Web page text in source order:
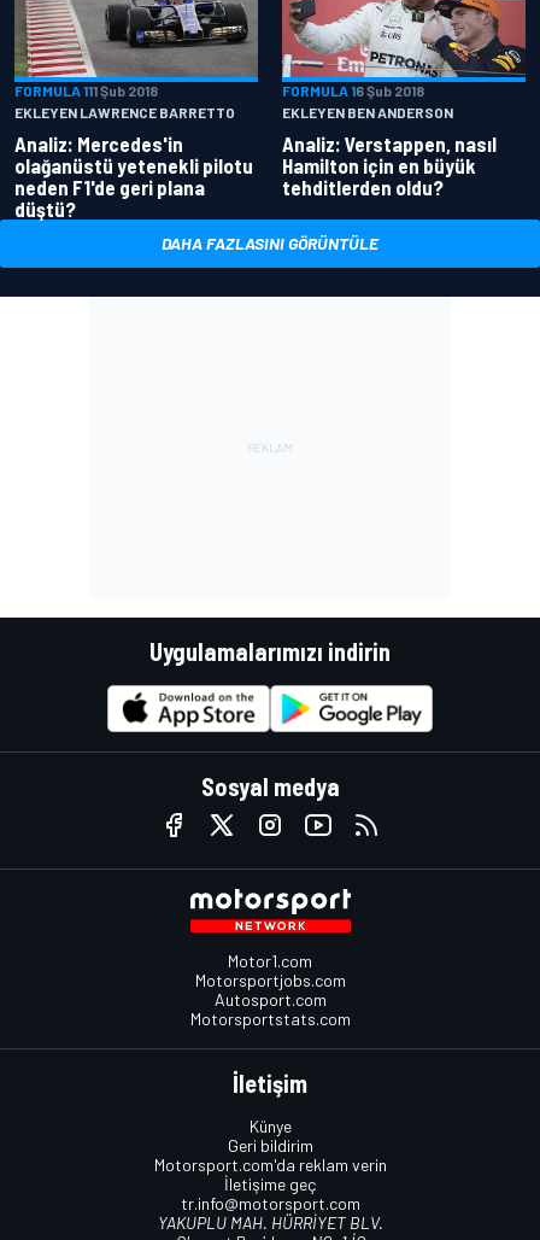
FORMULA 111 Şub 2018
EKLEYEN LAWRENCE BARRETTO
Analiz: Mercedes'in
olağanüstü yetenekli pilotu
neden F1'de geri plana
düştü?
FORMULA 16 Şub 2018
EKLEYEN BEN ANDERSON
Analiz: Verstappen, nasıl
Hamilton için en büyük
tehditlerden oldu?
DAHA FAZLASINI GÖRÜNTÜLE
Uygulamalarımızı indirin
Sosyal medya
Motor1.com
Motorsportjobs.com
Autosport.com
Motorsportstats.com
İletişim
Künye
Geri bildirim
Motorsport.com'da reklam verin
İletişime geç
tr.info@motorsport.com
YAKUPLU MAH. HÜRRİYET BLV.